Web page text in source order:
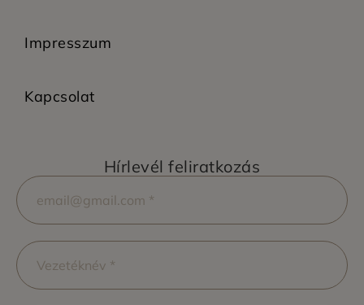
Impresszum
Kapcsolat
Hírlevél feliratkozás